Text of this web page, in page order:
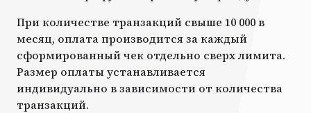
При количестве транзакций свыше 10 000 в
месяц, оплата производится за каждый
сформированный чек отдельно сверх лимита.
Размер оплаты устанавливается
индивидуально в зависимости от количества
транзакций.